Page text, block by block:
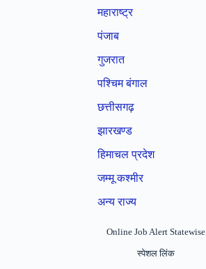
महाराष्ट्र
पंजाब
गुजरात
पश्चिम बंगाल
छत्तीसगढ़
झारखण्ड
हिमाचल प्रदेश
जम्मू कश्मीर
अन्य राज्य
Online Job Alert Statewise
स्पेशल लिंक